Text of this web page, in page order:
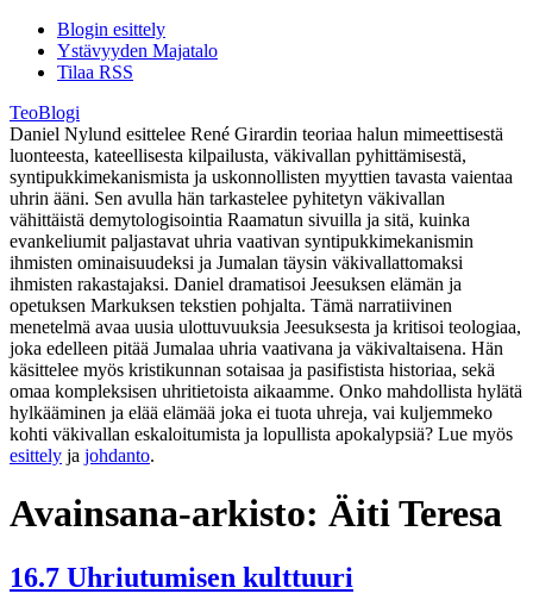
Blogin esittely
Ystävyyden Majatalo
Tilaa RSS
TeoBlogi
Daniel Nylund esittelee René Girardin teoriaa halun mimeettisestä
luonteesta, kateellisesta kilpailusta, väkivallan pyhittämisestä,
syntipukkimekanismista ja uskonnollisten myyttien tavasta vaientaa
uhrin ääni. Sen avulla hän tarkastelee pyhitetyn väkivallan
vähittäistä demytologisointia Raamatun sivuilla ja sitä, kuinka
evankeliumit paljastavat uhria vaativan syntipukkimekanismin
ihmisten ominaisuudeksi ja Jumalan täysin väkivallattomaksi
ihmisten rakastajaksi. Daniel dramatisoi Jeesuksen elämän ja
opetuksen Markuksen tekstien pohjalta. Tämä narratiivinen
menetelmä avaa uusia ulottuvuuksia Jeesuksesta ja kritisoi teologiaa,
joka edelleen pitää Jumalaa uhria vaativana ja väkivaltaisena. Hän
käsittelee myös kristikunnan sotaisaa ja pasifistista historiaa, sekä
omaa kompleksisen uhritietoista aikaamme. Onko mahdollista hylätä
hylkääminen ja elää elämää joka ei tuota uhreja, vai kuljemmeko
kohti väkivallan eskaloitumista ja lopullista apokalypsiä? Lue myös
esittely ja johdanto.
Avainsana-arkisto: Äiti Teresa
16.7 Uhriutumisen kulttuuri